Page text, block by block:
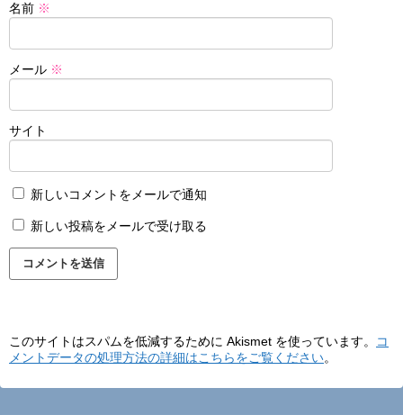
名前 ※
メール ※
サイト
新しいコメントをメールで通知
新しい投稿をメールで受け取る
このサイトはスパムを低減するために Akismet を使っています。
コ
メントデータの処理方法の詳細はこちらをご覧ください。